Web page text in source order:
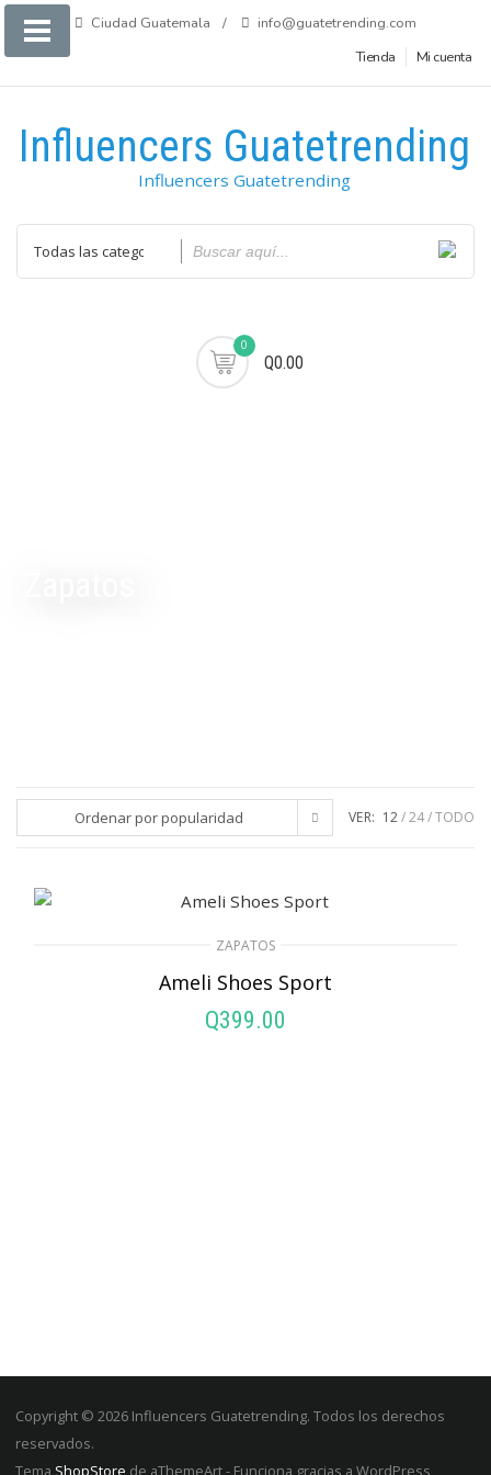
Saltar
Ciudad Guatemala
info@guatetrending.com
Tienda
Mi cuenta
Influencers Guatetrending
Influencers Guatetrending
0
Q0.00
Ordenar por popularidad VER: 12 24 TODO
ZAPATOS
Ameli Shoes Sport
Q399.00
Copyright © 2026 Influencers Guatetrending. Todos los derechos
reservados.
Tema ShopStore de aThemeArt - Funciona gracias a WordPress